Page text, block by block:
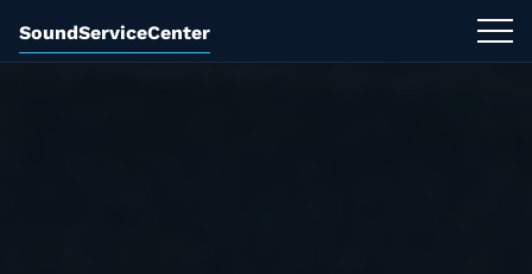
SoundServiceCenter